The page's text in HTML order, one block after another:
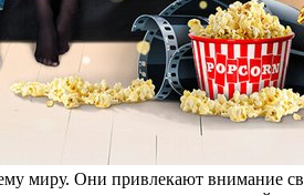
миру. Они привлекают